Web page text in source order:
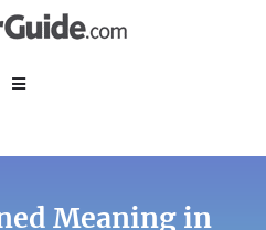
Meaning in